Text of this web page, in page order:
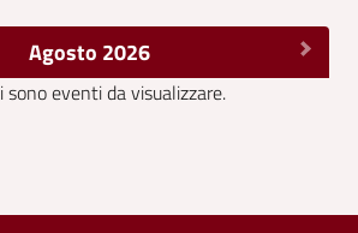
Agosto 2026
sono eventi da visualizzare.